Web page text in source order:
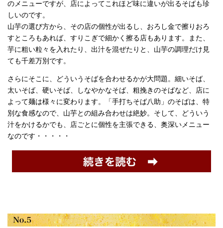
のメニューですが、店によってこれほど味に違いが出るそばも珍
しいのです。
山芋の選び方から、その店の個性が出るし、おろし金で擦りおろ
すところもあれば、すりこぎで細かく擦る店もあります。また、
芋に粗い粒々を入れたり、出汁を混ぜたりと、山芋の調理だけ見
ても千差万別です。
さらにそこに、どういうそばを合わせるかが大問題。細いそば、
太いそば、硬いそば、しなやかなそば、粗挽きのそばなど、店に
よって麺は様々に変わります。「手打ちそば八助」のそばは、特
別な食感なので、山芋との組み合わせは絶妙。そして、どういう
汁をかけるかでも、店ごとに個性を主張できる、奥深いメニュー
なのです・・・・・